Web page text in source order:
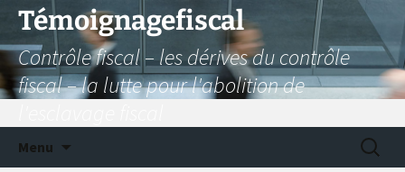
Aller
contenu
Témoignagefiscal
Contrôle fiscal – les dérives du contrôle
fiscal – la lutte pour l'abolition de
Menu